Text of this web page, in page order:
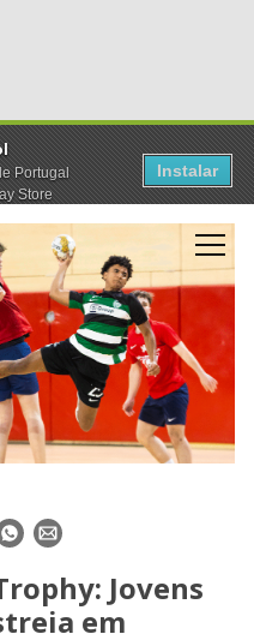
Portugal
Store
Instalar
E-
Jovens
em